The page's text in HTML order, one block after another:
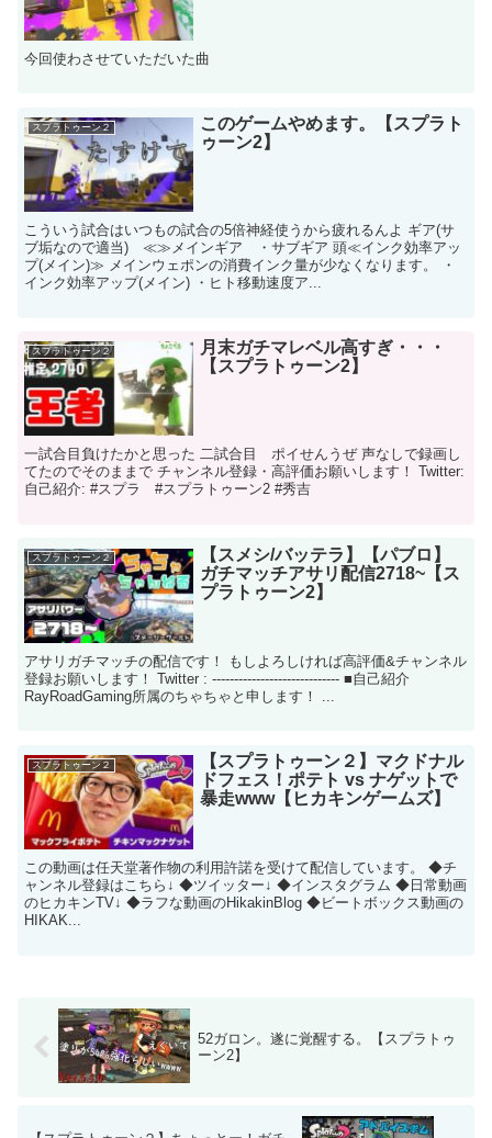
今回使わさせていただいた曲
スプラトゥーン２
このゲームやめます。【スプラト
ゥーン2】
こういう試合はいつもの試合の5倍神経使うから疲れるんよ ギア(サ
ブ垢なので適当) ≪≫メインギア ・サブギア 頭≪インク効率アッ
プ(メイン)≫ メインウェポンの消費インク量が少なくなります。 ・
インク効率アップ(メイン) ・ヒト移動速度ア...
スプラトゥーン２
月末ガチマレベル高すぎ・・・
【スプラトゥーン2】
一試合目負けたかと思った 二試合目 ポイせんうぜ 声なしで録画し
てたのでそのままで チャンネル登録・高評価お願いします！ Twitter:
自己紹介: #スプラ #スプラトゥーン2 #秀吉
スプラトゥーン２
【スメシ/バッテラ】【パブロ】
ガチマッチアサリ配信2718~【ス
プラトゥーン2】
アサリガチマッチの配信です！ もしよろしければ高評価&チャンネル
登録お願いします！ Twitter : ----------------------------- ■自己紹介
RayRoadGaming所属のちゃちゃと申します！ ...
スプラトゥーン２
【スプラトゥーン２】マクドナル
ドフェス！ポテト vs ナゲットで
暴走www【ヒカキンゲームズ】
この動画は任天堂著作物の利用許諾を受けて配信しています。 ◆チ
ャンネル登録はこちら↓ ◆ツイッター↓ ◆インスタグラム ◆日常動画
のヒカキンTV↓ ◆ラフな動画のHikakinBlog ◆ビートボックス動画の
HIKAK...
52ガロン。遂に覚醒する。【スプラトゥ
ーン2】